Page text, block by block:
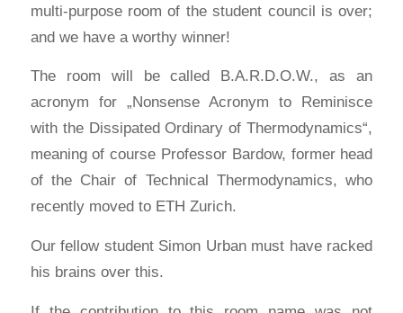
multi-purpose room of the student council is over;
and we have a worthy winner!
The room will be called B.A.R.D.O.W., as an
acronym for „Nonsense Acronym to Reminisce
with the Dissipated Ordinary of Thermodynamics“,
meaning of course Professor Bardow, former head
of the Chair of Technical Thermodynamics, who
recently moved to ETH Zurich.
Our fellow student Simon Urban must have racked
his brains over this.